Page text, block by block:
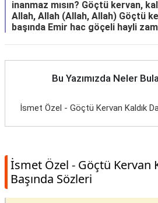
inanmaz mısın? Göçtü kervan,
Allah, Allah (Allah, Allah) Göçtü
başında Emir hac göçeli hayli
Bu Yazımızda Neler
İsmet Özel - Göçtü Kervan Kaldık
İsmet Özel - Göçtü Kervan
Başında Sözleri